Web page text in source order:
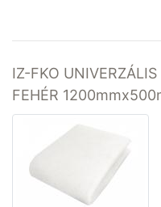
IZ-FKO UNIVERZÁLIS
FEHÉR